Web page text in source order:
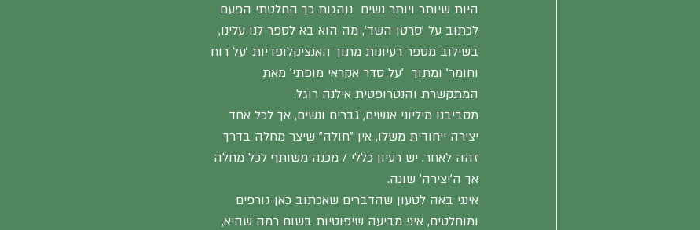
היות שיותר ויותר נשים  נוהגות כך החלטתי הפעם
לכתוב על 'סרטן השד', מה הוא בא לספר לנו עלינו,
בשילוב מספר רעיונות מתוך האנציקלופדיות 'על רוח
וחומר' ומתוך  'על סדר אקראי מופתי' מאת
המתקשרת והנטרופטית אילנה רוגל.
מסביבנו מיליוני אנשים, גברים ונשים, אך לכל אחד
יצירה ייחודית משלו, אין "חולה" שיצר מחלה בדרך
זהה לאחר. יש רעיון כללי / מכנה משותף לכל מחלה
אך ה'יצירה' שונה.
אינני באה לטעון שהדברים שאכתוב כאן גורפים
ומוחלטים, איני מביעה שיפוטיות בשום רמה שהיא,